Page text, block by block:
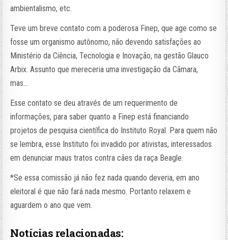
ambientalismo, etc.
Teve um breve contato com a poderosa Finep, que age como se
fosse um organismo autônomo, não devendo satisfações ao
Ministério da Ciência, Tecnologia e Inovação, na gestão Glauco
Arbix. Assunto que mereceria uma investigação da Cãmara,
mas…
Esse contato se deu através de um requerimento de
informações, para saber quanto a Finep está financiando
projetos de pesquisa científica do Instituto Royal. Para quem não
se lembra, esse Instituto foi invadido por ativistas, interessados
em denunciar maus tratos contra cães da raça Beagle.
*Se essa comissão já não fez nada quando deveria, em ano
eleitoral é que não fará nada mesmo. Portanto relaxem e
aguardem o ano que vem.
Notícias relacionadas: